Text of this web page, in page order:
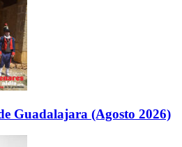
Guadalajara (Agosto 2026)